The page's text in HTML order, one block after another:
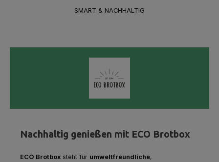
SMART & NACHHALTIG
Nachhaltig genießen mit ECO Brotbox
ECO Brotbox steht für umweltfreundliche,